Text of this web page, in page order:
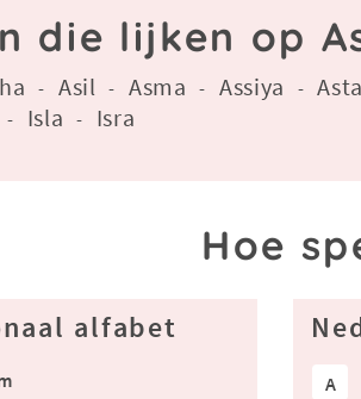
die lijken op
- Asil - Asma -Assiya -Asta
- Isla - Isra
Hoe
alfabet
A